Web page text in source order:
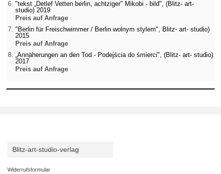
"tekst „Detlef Vetten berlin, achtziger" Mikobi - bild", (Blitz- art-
studio) 2019
Preis auf Anfrage
"Berlin für Freischwimmer / Berlin wolnym stylem", Blitz- art- studio)
2015
Preis auf Anfrage
„Annäherungen an den Tod - Podejścia do śmierci", (Blitz- art- studio)
2017
Preis auf Anfrage
Blitz-art-studio-verlag
Widerrufsformular